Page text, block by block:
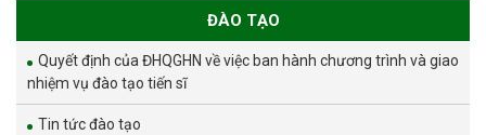
ĐÀO TẠO
Quyết định của ĐHQGHN về việc ban hành chương trình và giao
nhiệm vụ đào tạo tiến sĩ
Tin tức đào tạo